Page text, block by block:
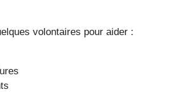
volontaires pour aider :